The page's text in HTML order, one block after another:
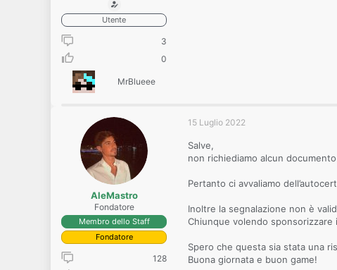
Utente
3
0
MrBlueee
AleMastro
Fondatore
Membro dello Staff
Fondatore
128
15 Luglio 2022
Salve,
non richiediamo alcun
Pertanto ci avvaliamo
Inoltre la segnalazione non è
Chiunque volendo
Spero che questa sia stata una
Buona giornata e buon game!